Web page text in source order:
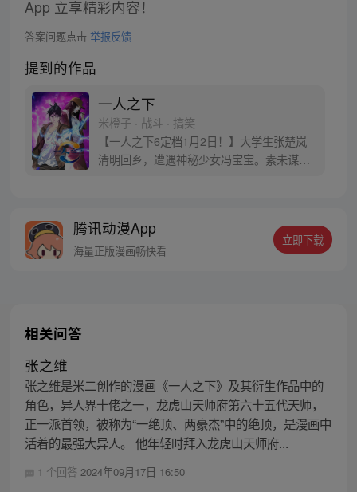
App 立享精彩内容！
答案问题点击 举报反馈
提到的作品
一人之下
米橙子 · 战斗 · 搞笑
【一人之下6定档1月2日！】大学生张楚岚
清明回乡，遭遇神秘少女冯宝宝。素未谋面
密，张楚岚的生活被彻底颠覆，与冯宝宝一
同踏上“异人”之旅。
腾讯动漫App
海量正版漫画畅快看
立即下载
相关问答
张之维
张之维是米二创作的漫画《一人之下》及其衍生作品中的
角色，异人界十佬之一，龙虎山天师府第六十五代天师，
正一派首领，被称为“一绝顶、两豪杰”中的绝顶，是漫画中
活着的最强大异人。 他年轻时拜入龙虎山天师府...
1 个回答 2024年09月17日 16:50